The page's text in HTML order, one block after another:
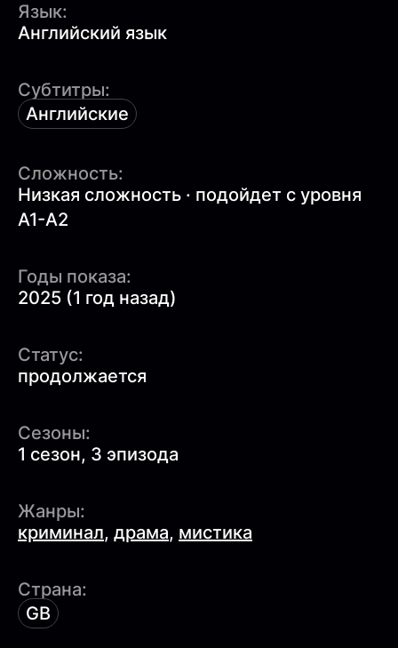
Язык:
Английский язык
Субтитры:
Английские
Сложность:
Низкая сложность · подойдет с уровня
A1-A2
Годы показа:
2025 (1 год назад)
Статус:
продолжается
Сезоны:
1 сезон, 3 эпизода
Жанры:
криминал, драма, мистика
Страна:
GB